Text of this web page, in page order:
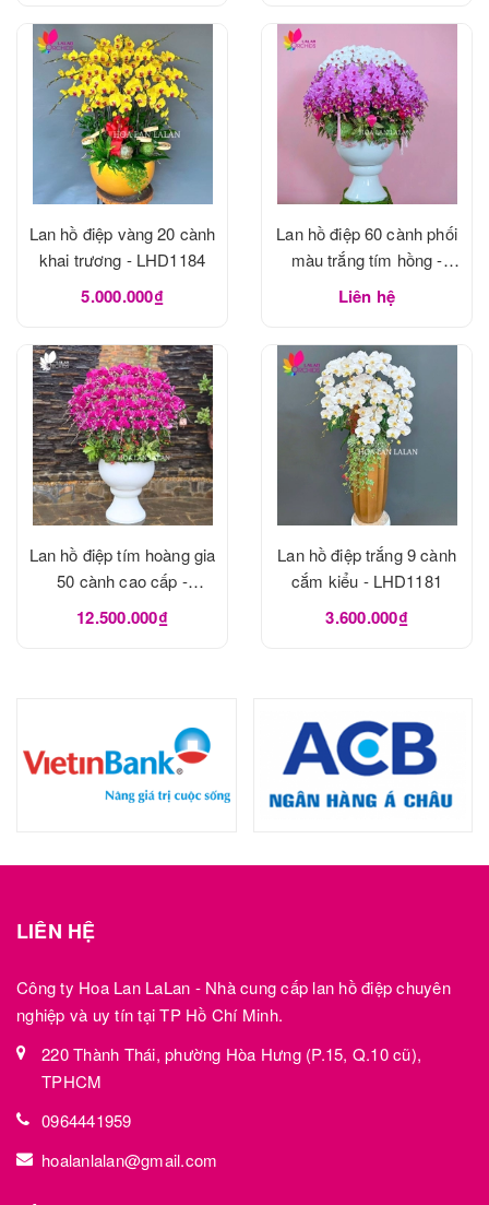
Lan hồ điệp vàng 20 cành
khai trương - LHD1184
5.000.000₫
Lan hồ điệp 60 cành phối
màu trắng tím hồng -
LHD1183
Liên hệ
Lan hồ điệp tím hoàng gia
50 cành cao cấp -
LHD1182
12.500.000₫
Lan hồ điệp trắng 9 cành
cắm kiểu - LHD1181
3.600.000₫
LIÊN HỆ
Công ty Hoa Lan LaLan - Nhà cung cấp lan hồ điệp chuyên
nghiệp và uy tín tại TP Hồ Chí Minh.
220 Thành Thái, phường Hòa Hưng (P.15, Q.10 cũ),
TPHCM
0964441959
hoalanlalan@gmail.com